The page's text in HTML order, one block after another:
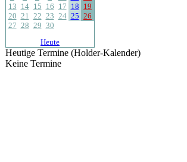
13 14 15 16 17 18 19
20 21 22 23 24 25 26
27 28 29 30
Heute
Heutige Termine (Holder-Kalender)
Keine Termine